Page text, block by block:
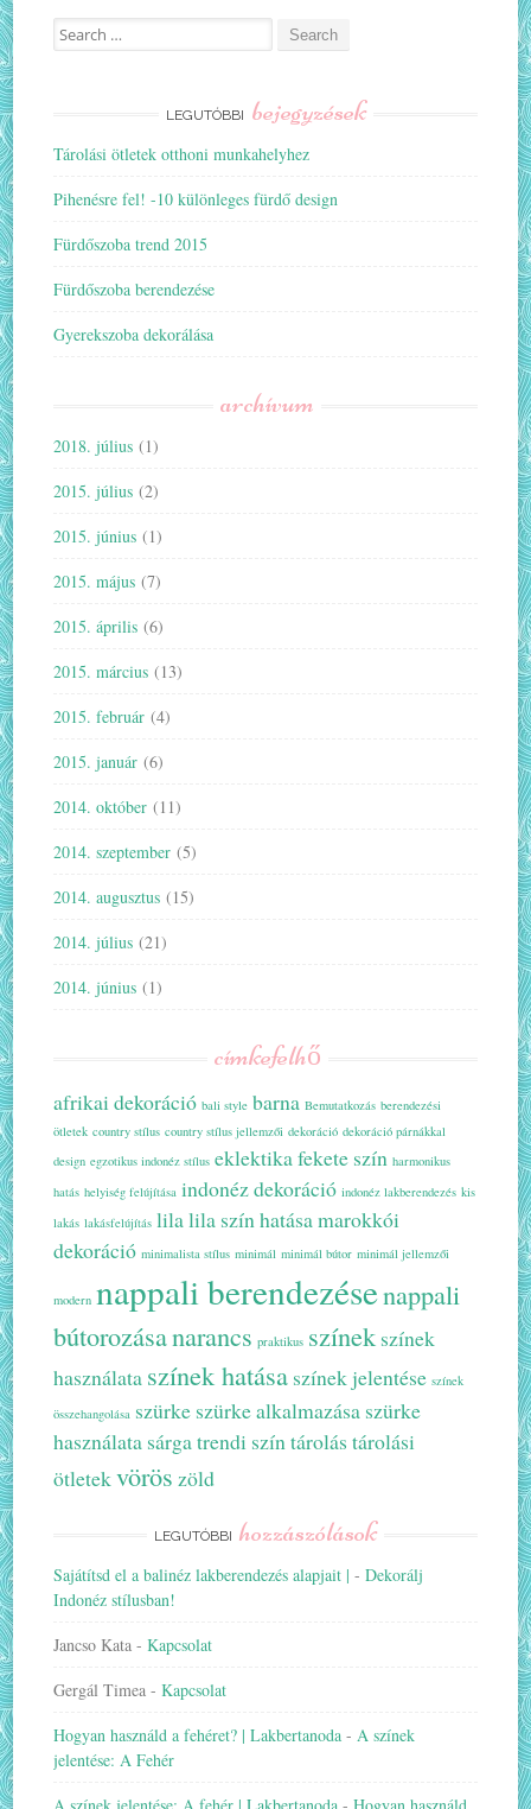
Search
for:
LEGUTÓBBI bejegyzések
Tárolási ötletek otthoni munkahelyhez
Pihenésre fel! -10 különleges fürdő design
Fürdőszoba trend 2015
Fürdőszoba berendezése
Gyerekszoba dekorálása
archívum
2018. július (1)
2015. július (2)
2015. június (1)
2015. május (7)
2015. április (6)
2015. március (13)
2015. február (4)
2015. január (6)
2014. október (11)
2014. szeptember (5)
2014. augusztus (15)
2014. július (21)
2014. június (1)
címkefelhő
afrikai dekoráció bali style barna Bemutatkozás berendezési
ötletek country stílus country stílus jellemzői dekoráció dekoráció párnákkal
design egzotikus indonéz stílus eklektikafekete szín harmonikus
hatás helyiség felújítása indonéz dekoráció indonéz lakberendezés kis
lakás lakásfelújítás lilalila szín hatásamarokkói
dekoráció minimalista stílus minimál minimál bútor minimál jellemzői
modern nappali berendezésenappali
bútorozásanarancs praktikus színek színek
használata színek hatása színek jelentése színek
összehangolása szürke szürke alkalmazása szürke
használata sárgatrendi színtárolás tárolási
ötletekvörös zöld
LEGUTÓBBI hozzászólások
Sajátítsd el a balinéz lakberendezés alapjait | -Dekorálj
Indonéz stílusban!
Jancso Kata -Kapcsolat
Gergál Timea -Kapcsolat
Hogyan használd a fehéret? | Lakbertanoda -A színek
jelentése: A Fehér